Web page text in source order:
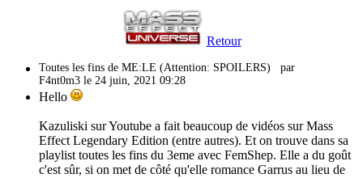
Retour
Toutes les fins de ME:LE (Attention: SPOILERS) par
F4nt0m3 le 24 juin, 2021 09:28
Hello
Kazuliski sur Youtube a fait beaucoup de vidéos sur Mass
Effect Legendary Edition (entre autres). Et on trouve dans sa
playlist toutes les fins du 3eme avec FemShep. Elle a du goût
c'est sûr, si on met de côté qu'elle romance Garrus au lieu de